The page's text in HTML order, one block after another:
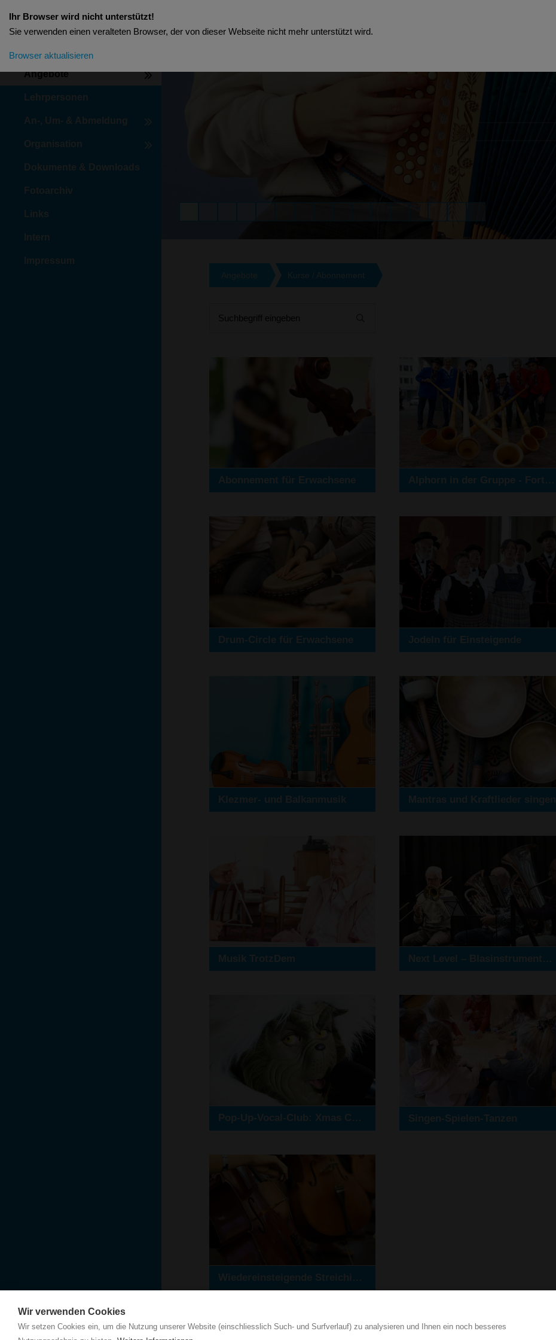
Wir verwenden Cookies
Wir setzen Cookies ein, um die Nutzung unserer Website (einschliesslich Such- und Surfverlauf) zu analysieren und Ihnen ein noch besseres
Aktuelles
Angebote
Lehrpersonen
An-, Um- & Abmeldung
Organisation
Dokumente & Downloads
Fotoarchiv
Links
Intern
Impressum
Kurse / Abonnement
Suchbegriff eingeben
Abonnement für Erwachsene Alphorn in der Gruppe - Fortgeschrittene
Drum-Circle für Erwachsene Jodeln für Einsteigende
Klezmer- und Balkanmusik Mantras und Kraftlieder singen
Musik TrotzDem Next Level – Blasinstrumente für Fortgeschrittene
Pop-Up-Vocal-Club: Xmas Caroling / Weihnachtssingen Singen-Spielen-Tanzen
Wiedereinsteigende Streichinstrumente Erwachsene
Ihr Browser wird nicht unterstützt!
Sie verwenden einen veralteten Browser, der von dieser Webseite nicht mehr unterstützt wird.
Browser aktualisieren